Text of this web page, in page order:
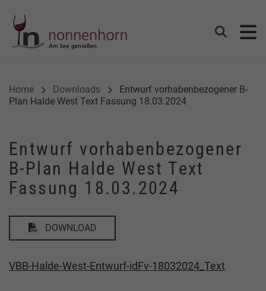
Suchen
Home Downloads
Entwurf vorhabenbezogener B-
Plan Halde West Text Fassung 18.03.2024
Entwurf vorhabenbezogener
B-Plan Halde West Text
Fassung 18.03.2024
DOWNLOAD
VBB-Halde-West-Entwurf-idFv-18032024_Text